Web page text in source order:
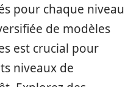
pour chaque niveau
de modèles
est crucial pour
niveaux de